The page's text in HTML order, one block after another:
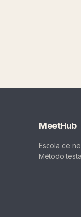
MeetHub
Escola de
Método